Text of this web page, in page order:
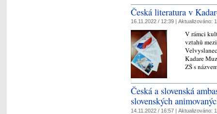
Česká literatura v
16.11.2022 / 12:39 | Aktualizováno:
V rámci
vztahů
Kadare
ZŠ s
Česká a slovenská
slovenských
14.11.2022 / 16:57 | Aktualizováno: